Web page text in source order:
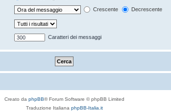
Crescente Decrescente
Caratteri dei messaggi
Creato da phpBB® Forum Software © phpBB Limited
Traduzione Italiana phpBB-Italia.it